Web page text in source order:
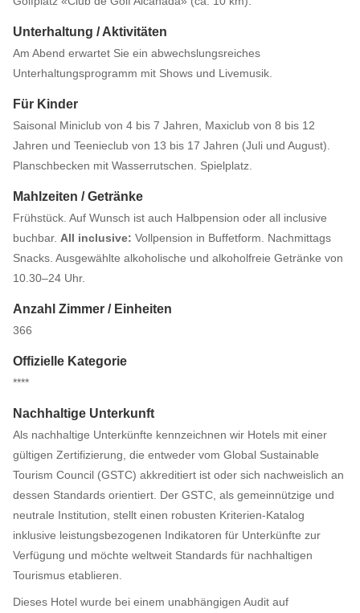
Unterhaltung / Aktivitäten
Am Abend erwartet Sie ein abwechslungsreiches
Unterhaltungsprogramm mit Shows und Livemusik.
Für Kinder
Saisonal Miniclub von 4 bis 7 Jahren, Maxiclub von 8 bis 12
Jahren und Teenieclub von 13 bis 17 Jahren (Juli und August).
Planschbecken mit Wasserrutschen. Spielplatz.
Mahlzeiten / Getränke
Frühstück. Auf Wunsch ist auch Halbpension oder all inclusive
buchbar. All inclusive: Vollpension in Buffetform. Nachmittags
Snacks. Ausgewählte alkoholische und alkoholfreie Getränke von
10.30–24 Uhr.
Anzahl Zimmer / Einheiten
366
Offizielle Kategorie
****
Nachhaltige Unterkunft
Als nachhaltige Unterkünfte kennzeichnen wir Hotels mit einer
gültigen Zertifizierung, die entweder vom Global Sustainable
Tourism Council (GSTC) akkreditiert ist oder sich nachweislich an
dessen Standards orientiert. Der GSTC, als gemeinnützige und
neutrale Institution, stellt einen robusten Kriterien-Katalog
inklusive leistungsbezogenen Indikatoren für Unterkünfte zur
Verfügung und möchte weltweit Standards für nachhaltigen
Tourismus etablieren.
Dieses Hotel wurde bei einem unabhängigen Audit auf